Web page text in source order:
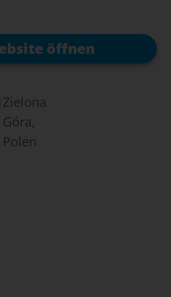
öffnen
Zielona
Góra,
Polen